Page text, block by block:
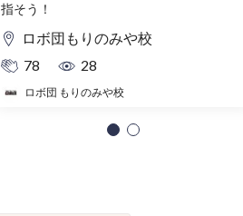
指そう！
ロボ団もりのみや校
78
28
ロボ団 もりのみや校